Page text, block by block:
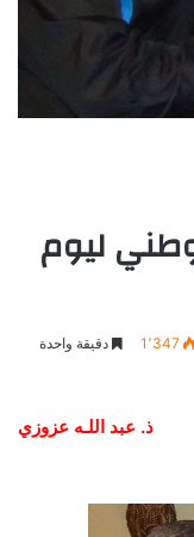
ليوم
1٬347 دقيقة واحدة
اللـه عزوزي